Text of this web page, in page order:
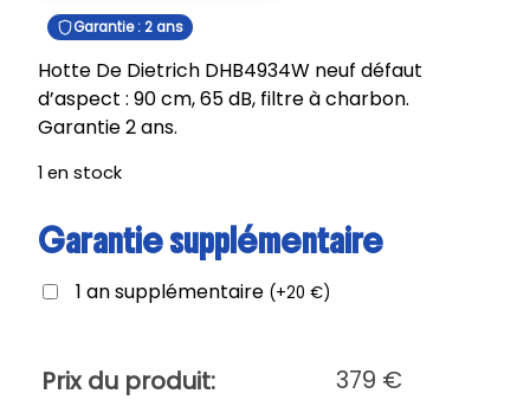
Garantie : 2 ans
Hotte De Dietrich DHB4934W neuf défaut
d’aspect : 90 cm, 65 dB, filtre à charbon.
Garantie 2 ans.
1 en stock
Garantie supplémentaire
1 an supplémentaire (+20 €)
Prix du produit: 379 €